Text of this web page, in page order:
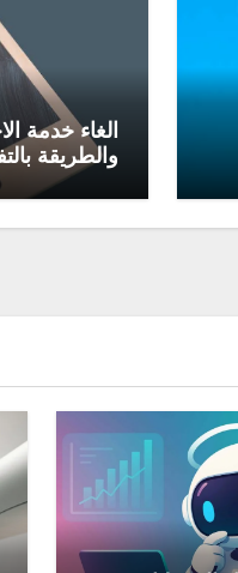
الغاء خدمة
والطريقة